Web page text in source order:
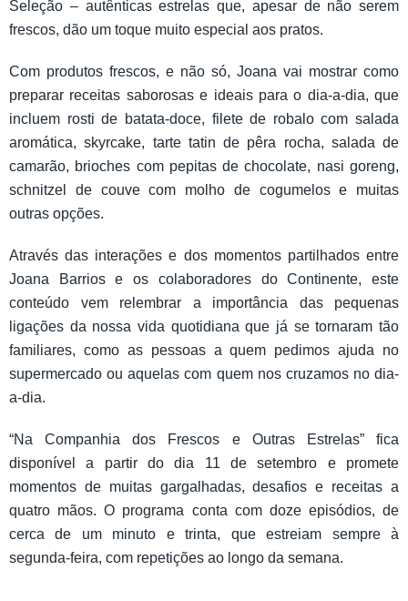
Seleção – autênticas estrelas que, apesar de não serem
frescos, dão um toque muito especial aos pratos.
Com produtos frescos, e não só, Joana vai mostrar como
preparar receitas saborosas e ideais para o dia-a-dia, que
incluem rosti de batata-doce, filete de robalo com salada
aromática, skyrcake, tarte tatin de pêra rocha, salada de
camarão, brioches com pepitas de chocolate, nasi goreng,
schnitzel de couve com molho de cogumelos e muitas
outras opções.
Através das interações e dos momentos partilhados entre
Joana Barrios e os colaboradores do Continente, este
conteúdo vem relembrar a importância das pequenas
ligações da nossa vida quotidiana que já se tornaram tão
familiares, como as pessoas a quem pedimos ajuda no
supermercado ou aquelas com quem nos cruzamos no dia-
a-dia.
“Na Companhia dos Frescos e Outras Estrelas” fica
disponível a partir do dia 11 de setembro e promete
momentos de muitas gargalhadas, desafios e receitas a
quatro mãos. O programa conta com doze episódios, de
cerca de um minuto e trinta, que estreiam sempre à
segunda-feira, com repetições ao longo da semana.